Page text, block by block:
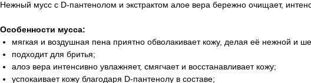
Нежный мусс с D-пантенолом и экстрактом алое вера бережно очищает,
Особенности мусса:
мягкая и воздушная пена приятно обволакивает кожу, делая её нежной и
подходит для бритья;
алоэ вера интенсивно увлажняет, смягчает и восстанавливает кожу;
успокаивает кожу благодаря D-пантенолу в составе;